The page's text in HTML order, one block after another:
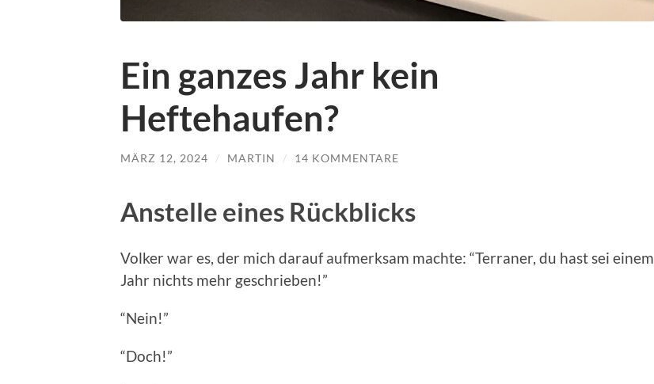
Ein ganzes Jahr kein
Heftehaufen?
MÄRZ 12, 2024 / MARTIN / 14 KOMMENTARE
Anstelle eines Rückblicks
Volker war es, der mich darauf aufmerksam machte: “Terraner, du hast sei einem
Jahr nichts mehr geschrieben!”
“Nein!”
“Doch!”